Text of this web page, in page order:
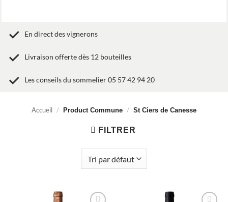
En direct des vignerons
Livraison offerte dès 12 bouteilles
Les conseils du sommelier 05 57 42 94 20
Accueil / Product Commune / St Ciers de Canesse
FILTRER